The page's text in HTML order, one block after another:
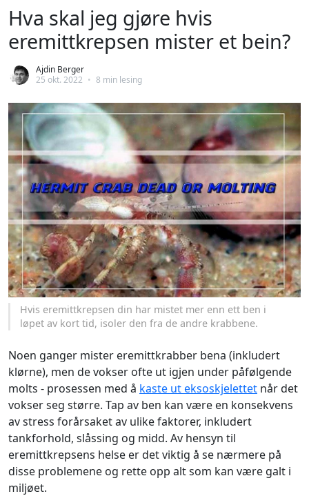
Hva skal jeg gjøre hvis
eremittkrepsen mister et bein?
Ajdin Berger
25 okt. 2022 • 8 min lesing
Hvis eremittkrepsen din har mistet mer enn ett ben i
løpet av kort tid, isoler den fra de andre krabbene.
Noen ganger mister eremittkrabber bena (inkludert
klørne), men de vokser ofte ut igjen under påfølgende
molts - prosessen med å kaste ut eksoskjelettet når det
vokser seg større. Tap av ben kan være en konsekvens
av stress forårsaket av ulike faktorer, inkludert
tankforhold, slåssing og midd. Av hensyn til
eremittkrepsens helse er det viktig å se nærmere på
disse problemene og rette opp alt som kan være galt i
miljøet.